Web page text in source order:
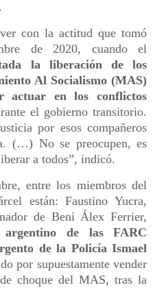
con la actitud que tomó
de 2020, cuando el
la liberación de los
Al Socialismo (MAS)
actuar en los conflictos
el gobierno transitorio.
por esos compañeros
(…) No se preocupen, es
a todos”, indicó.
entre los miembros del
están: Faustino Yucra,
de Beni Álex Ferrier,
argentino de las FARC
de la Policía Ismael
por supuestamente vender
choque del MAS, tras la